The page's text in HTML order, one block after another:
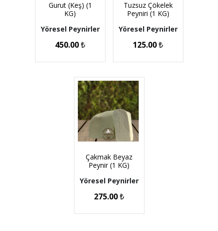
Gurut (Keş) (1
KG)
Yöresel Peynirler
450.00₺
Tuzsuz Çökelek
Peyniri (1 KG)
Yöresel Peynirler
125.00₺
Çakmak Beyaz
Peynir (1 KG)
Yöresel Peynirler
275.00₺